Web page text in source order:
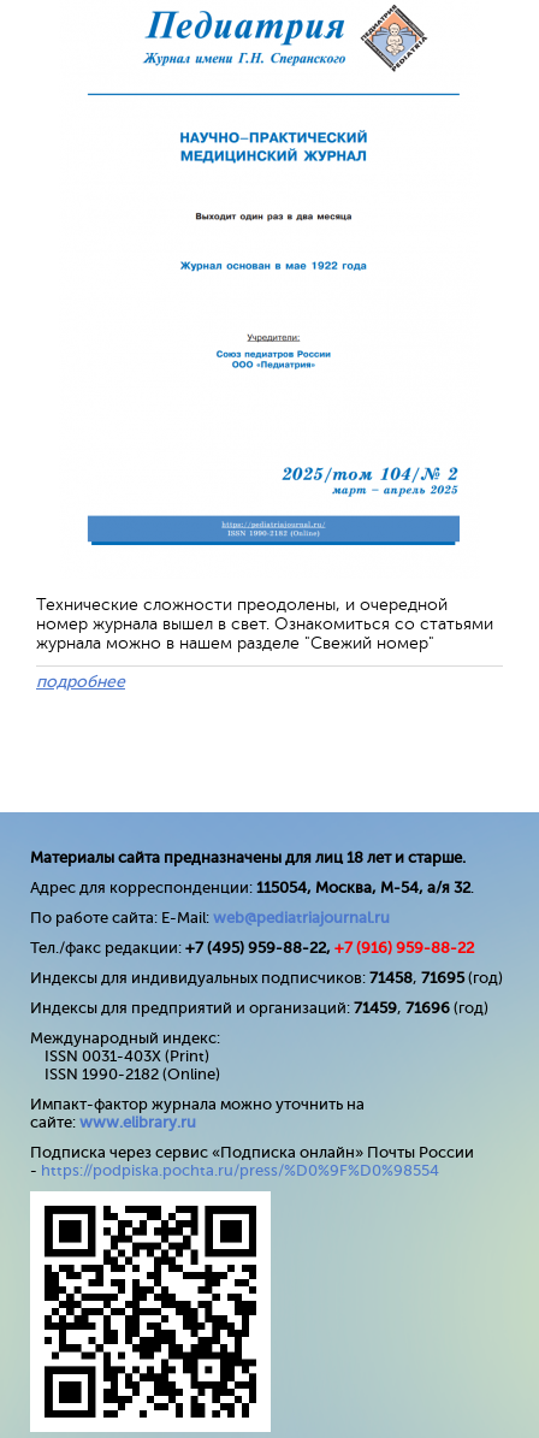
Технические сложности преодолены, и очередной
номер журнала вышел в свет. Ознакомиться со статьями
журнала можно в нашем разделе "Свежий номер"
подробнее
Материалы сайта предназначены для лиц 18 лет и старше.
Адрес для корреспонденции: 115054, Москва, М-54, а/я 32.
По работе сайта: E-Mail: web@pediatriajournal.ru
Тел./факс редакции: +7 (495) 959-88-22, +7 (916) 959-88-22
Индексы для индивидуальных подписчиков: 71458, 71695(год)
Индексы для предприятий и организаций: 71459, 71696 (год)
Международный индекс:
ISSN 0031-403X (Print)
ISSN 1990-2182 (Online)
Импакт-фактор журнала можно уточнить на
сайте: www.elibrary.ru
Подписка через сервис «Подписка онлайн» Почты России
- https://podpiska.pochta.ru/press/%D0%9F%D0%98554